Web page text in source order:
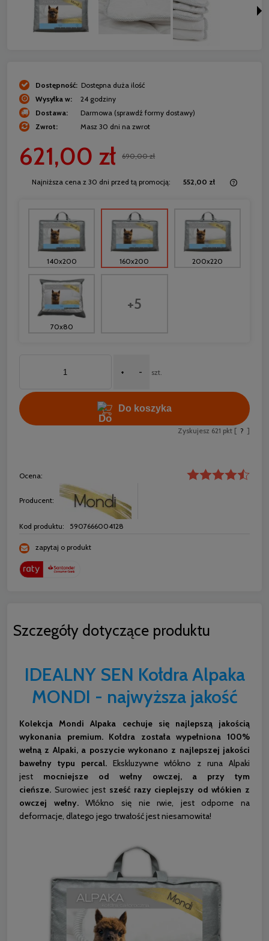
Dostępność: Dostępna duża ilość
Wysyłka w:
24 godziny
Dostawa:
Darmowa (sprawdź formy dostawy)
Zwrot:
Masz 30 dni na zwrot
621,00 zł 690,00 zł
Najniższa cena z 30 dni przed tą promocją: 552,00 zł
140x200 160x200 200x220
70x80
+5
+ - szt.
Do koszyka
Zyskujesz 621 pkt [ ? ]
Ocena:
Producent:
Kod produktu: 5907666004128
zapytaj o produkt
Szczegóły dotyczące produktu
IDEALNY SEN Kołdra Alpaka
MONDI - najwyższa jakość
Kolekcja Mondi Alpaka cechuje się najlepszą jakością
wykonania premium. Kołdra została wypełniona 100%
wełną z Alpaki, a poszycie wykonano z najlepszej jakości
bawełny typu percal.Ekskluzywne włókno z runa Alpaki
jest mocniejsze od wełny owczej, a przy tym
cieńsze. Surowiec jest sześć razy cieplejszy od włókien z
owczej wełny.Włókno się nie rwie, jest odporne na
deformacje, dlatego jego trwałość jest niesamowita!